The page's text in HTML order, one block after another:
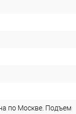
по Москве. Подъем